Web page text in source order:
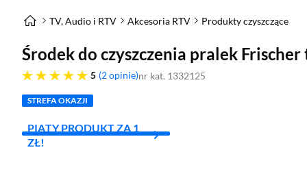
TV, Audio i RTV Akcesoria RTV Produkty czyszczące
Środek do czyszczenia pralek
5
pięć gwiazdek 2 opinie nr kat. 1332125
STREFA OKAZJI
PIĄTY PRODUKT ZA 1
ZŁ!